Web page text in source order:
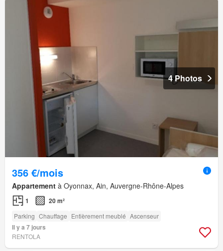
4 Photos
356 €/mois
Appartement à Oyonnax, Ain, Auvergne-Rhône-Alpes
1 20 m²
Parking Chauffage Entièrement meublé Ascenseur
Il y a 7 jours
RENTOLA